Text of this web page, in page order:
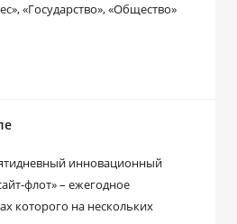
«Государство», «Общество»
инновационный
флот» – ежегодное
которого на нескольких